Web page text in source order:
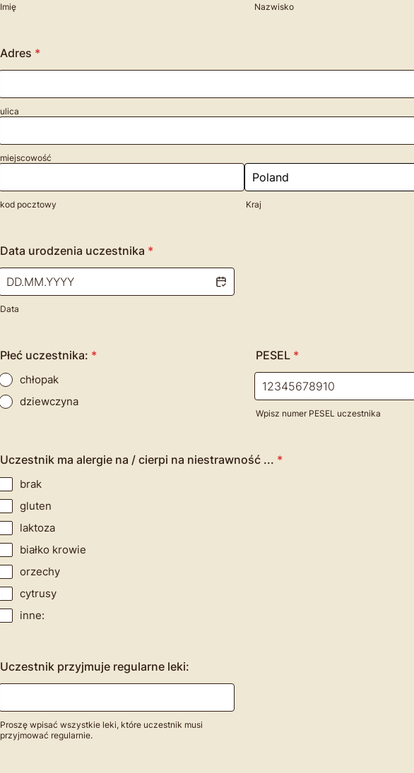
Imię Nazwisko
Adres *
ulica
miejscowość
kod pocztowy Kraj
Data urodzenia uczestnika *
Data
Płeć uczestnika: *
chłopak
dziewczyna
PESEL *
Wpisz numer PESEL uczestnika
Uczestnik ma alergie na / cierpi na niestrawność ... *
brak
gluten
laktoza
białko krowie
orzechy
cytrusy
inne:
Uczestnik przyjmuje regularne leki:
Proszę wpisać wszystkie leki, które uczestnik musi
przyjmować regularnie.